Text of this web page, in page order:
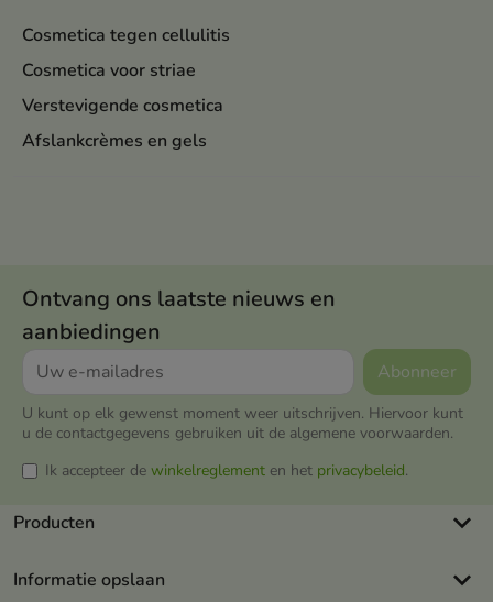
Cosmetica tegen cellulitis
Cosmetica voor striae
Verstevigende cosmetica
Afslankcrèmes en gels
Ontvang ons laatste nieuws en
aanbiedingen
U kunt op elk gewenst moment weer uitschrijven. Hiervoor kunt
u de contactgegevens gebruiken uit de algemene voorwaarden.
Ik accepteer de winkelreglement en het privacybeleid.
Producten keyboard_arrow_down
Informatie opslaan keyboard_arrow_down